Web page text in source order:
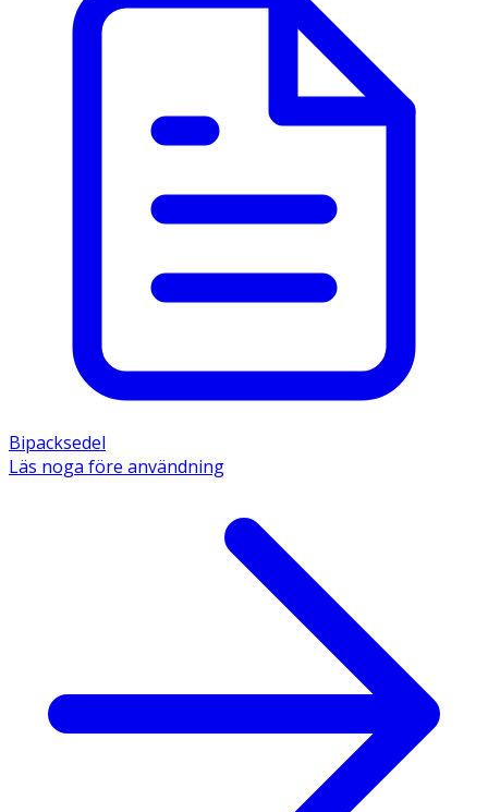
Bipacksedel
Läs noga före användning